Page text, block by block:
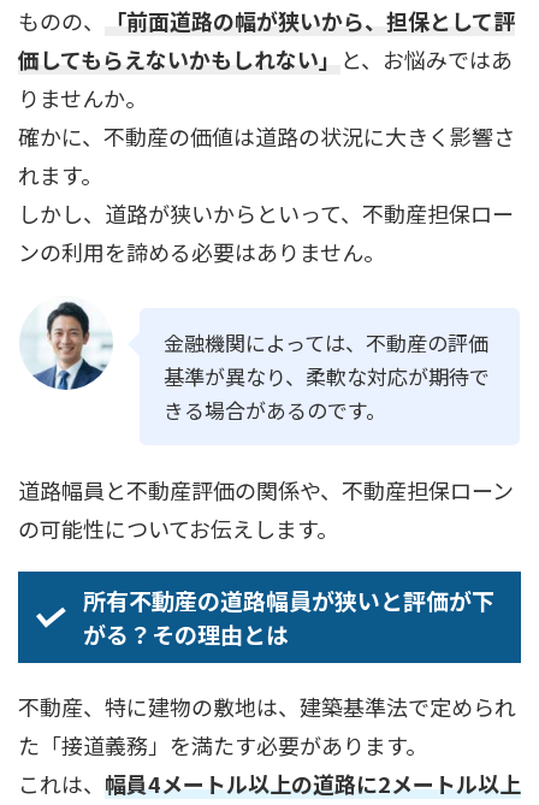
ものの、
「前面道路の幅が狭いから、担保として評
価してもらえないかもしれない」 と、お悩みではあ
りませんか。
確かに、不動産の価値は道路の状況に大きく影響さ
れます。
しかし、道路が狭いからといって、不動産担保ロー
ンの利用を諦める必要はありません。
金融機関によっては、不動産の評価
基準が異なり、柔軟な対応が期待で
きる場合があるのです。
道路幅員と不動産評価の関係や、不動産担保ローン
の可能性についてお伝えします。
所有不動産の道路幅員が狭いと評価が下
がる？その理由とは
不動産、特に建物の敷地は、建築基準法で定められ
た「接道義務」を満たす必要があります。
これは、 幅員4メートル以上の道路に2メートル以上